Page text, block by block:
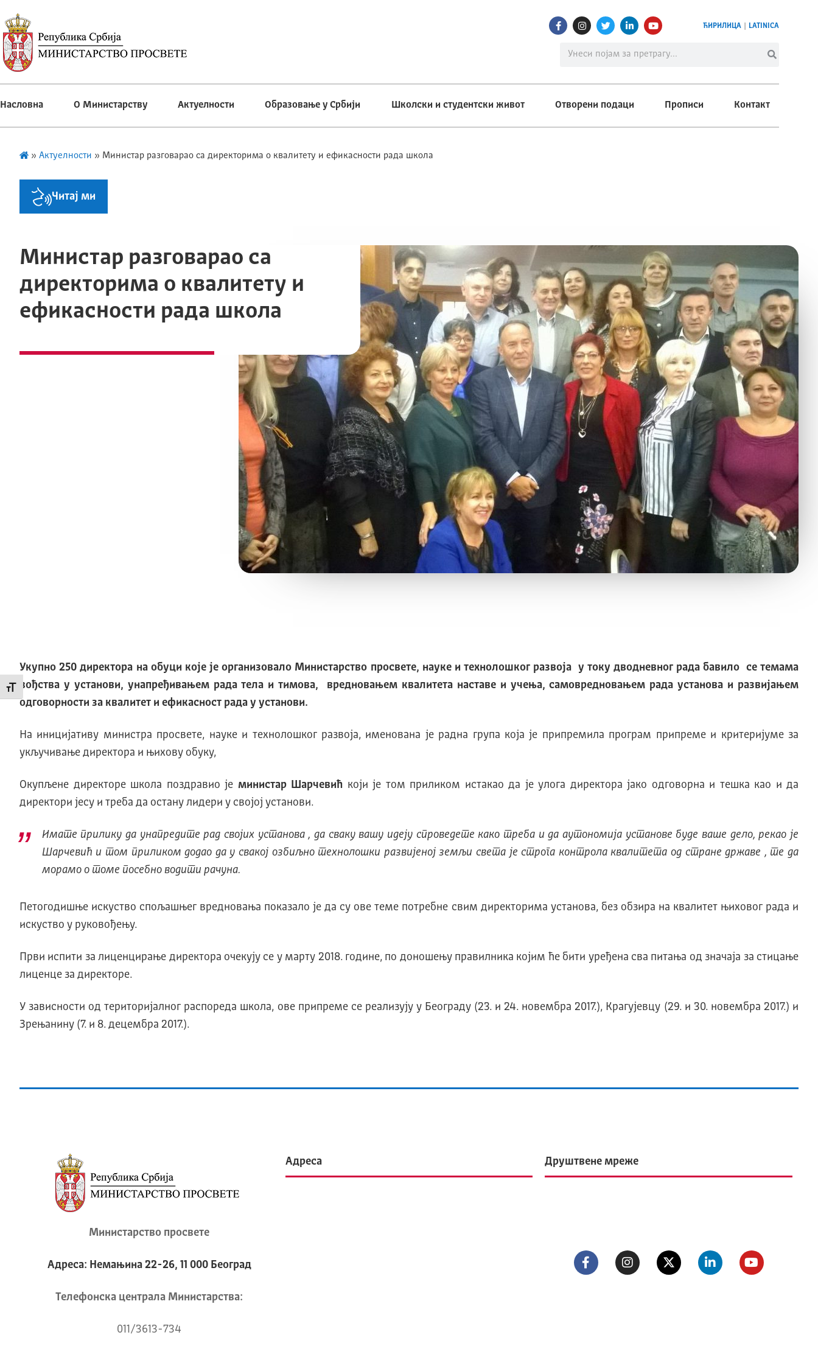
Промени величину слова
ЋИРИЛИЦА LATINICA
Насловна О Министарству Актуелности Образовање у Србији Школски и студентски живот Отворени подаци Прописи Контакт
» Актуелности » Министар разговарао са директорима о квалитету и ефикасности рада школа
Читај ми
Министар разговарао са
директорима о квалитету и
ефикасности рада школа
Укупно 250 директора на обуци које је организовало Министарство просвете, науке и технолошког развоја у току дводневног рада бaвило се темама
вођства у установи, унапређивањем рада тела и тимова, вредновањем квалитета наставе и учења, самовредновањем рада установа и развијањем
одговорности за квалитет и ефикасност рада у установи.
На иницијативу министра просвете, науке и технолошког развоја, именована је радна група која је припремила програм припреме и критеријуме за
укључивање директора и њихову обуку,
Окупљене директоре школа поздравио је министар Шарчевић који је том приликом истакао да је улога директора јако одговорна и тешка као и да
директори јесу и треба да остану лидери у својој установи.
Имате прилику да унапредите рад својих установа , да сваку вашу идеју спроведете како треба и да аутономија установе буде ваше дело, рекао је
Шарчевић и том приликом додао да у свакој озбиљно технолошки развијеној земљи света је строга контрола квалитета од стране државе , те да
морамо о томе посебно водити рачуна.
Петогодишње искуство спољашњег вредновања показало је да су ове теме потребне свим директорима установа, без обзира на квалитет њиховог рада и
искуство у руковођењу.
Први испити за лиценцирање директора очекују се у марту 2018. године, по доношењу правилника којим ће бити уређена сва питања од значаја за стицање
лиценце за директоре.
У зависности од територијалног распореда школа, ове припреме се реализују у Београду (23. и 24. новембра 2017.), Крагујевцу (29. и 30. новембра 2017.) и
Зрењанину (7. и 8. децембра 2017.).
Министарство просвете
Адреса: Немањина 22-26, 11 000 Београд
Телeфонска централа Mинистарства:
011/3613-734
Адреса Друштвене мреже